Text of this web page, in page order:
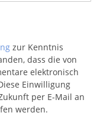
zur Kenntnis
dass die von
elektronisch
Einwilligung
per E-Mail an
werden.